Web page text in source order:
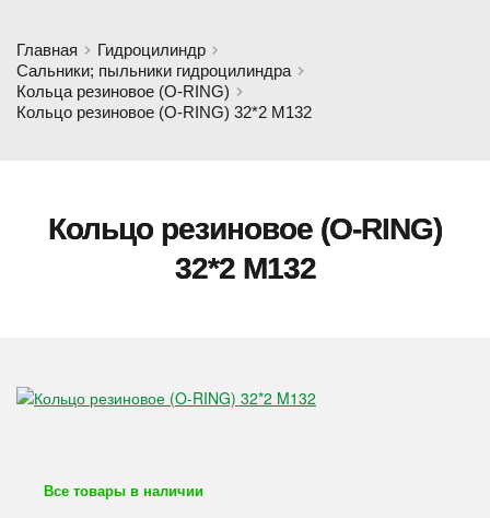
Главная
Гидроцилиндр
Сальники; пыльники гидроцилиндра
Кольца резиновое (O-RING)
Кольцо резиновое (O-RING) 32*2 M132
Кольцо резиновое (O-RING)
32*2 M132
Все товары в наличии